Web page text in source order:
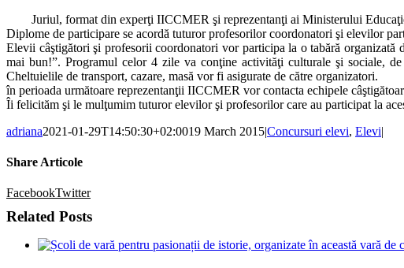
Juriul, format din experţi IICCMER şi reprezentanţi ai Ministerului
Diplome de participare se acordă tuturor profesorilor coordonatori şi elevilor
Elevii câştigători şi profesorii coordonatori vor participa la o tabără
mai bun!”. Programul celor 4 zile va conţine activităţi culturale şi sociale,
Cheltuielile de transport, cazare, masă vor fi asigurate de către organizatori.
în perioada următoare reprezentanţii IICCMER vor contacta echipele
Îi felicităm şi le mulţumim tuturor elevilor şi profesorilor care au participat la
adriana2021-01-29T14:50:30+02:0019 March 2015|Concursuri elevi, Elevi|
Share Articole
FacebookTwitter
Related Posts